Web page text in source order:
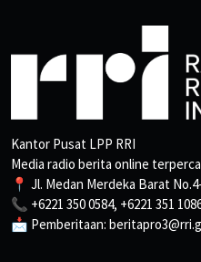
Kantor Pusat LPP RRI
Media radio berita online
📍 Jl. Medan Merdeka Barat
📞 +6221 350 0584, +6221 351
📩 Pemberitaan: